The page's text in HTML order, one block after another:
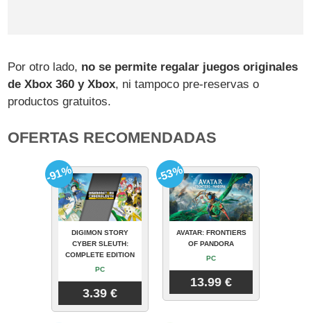
Por otro lado, no se permite regalar juegos originales
de Xbox 360 y Xbox, ni tampoco pre-reservas o
productos gratuitos.
OFERTAS RECOMENDADAS
DIGIMON STORY
CYBER SLEUTH:
COMPLETE EDITION
PC
3.39 €
-91%
AVATAR: FRONTIERS
OF PANDORA
PC
13.99 €
-53%